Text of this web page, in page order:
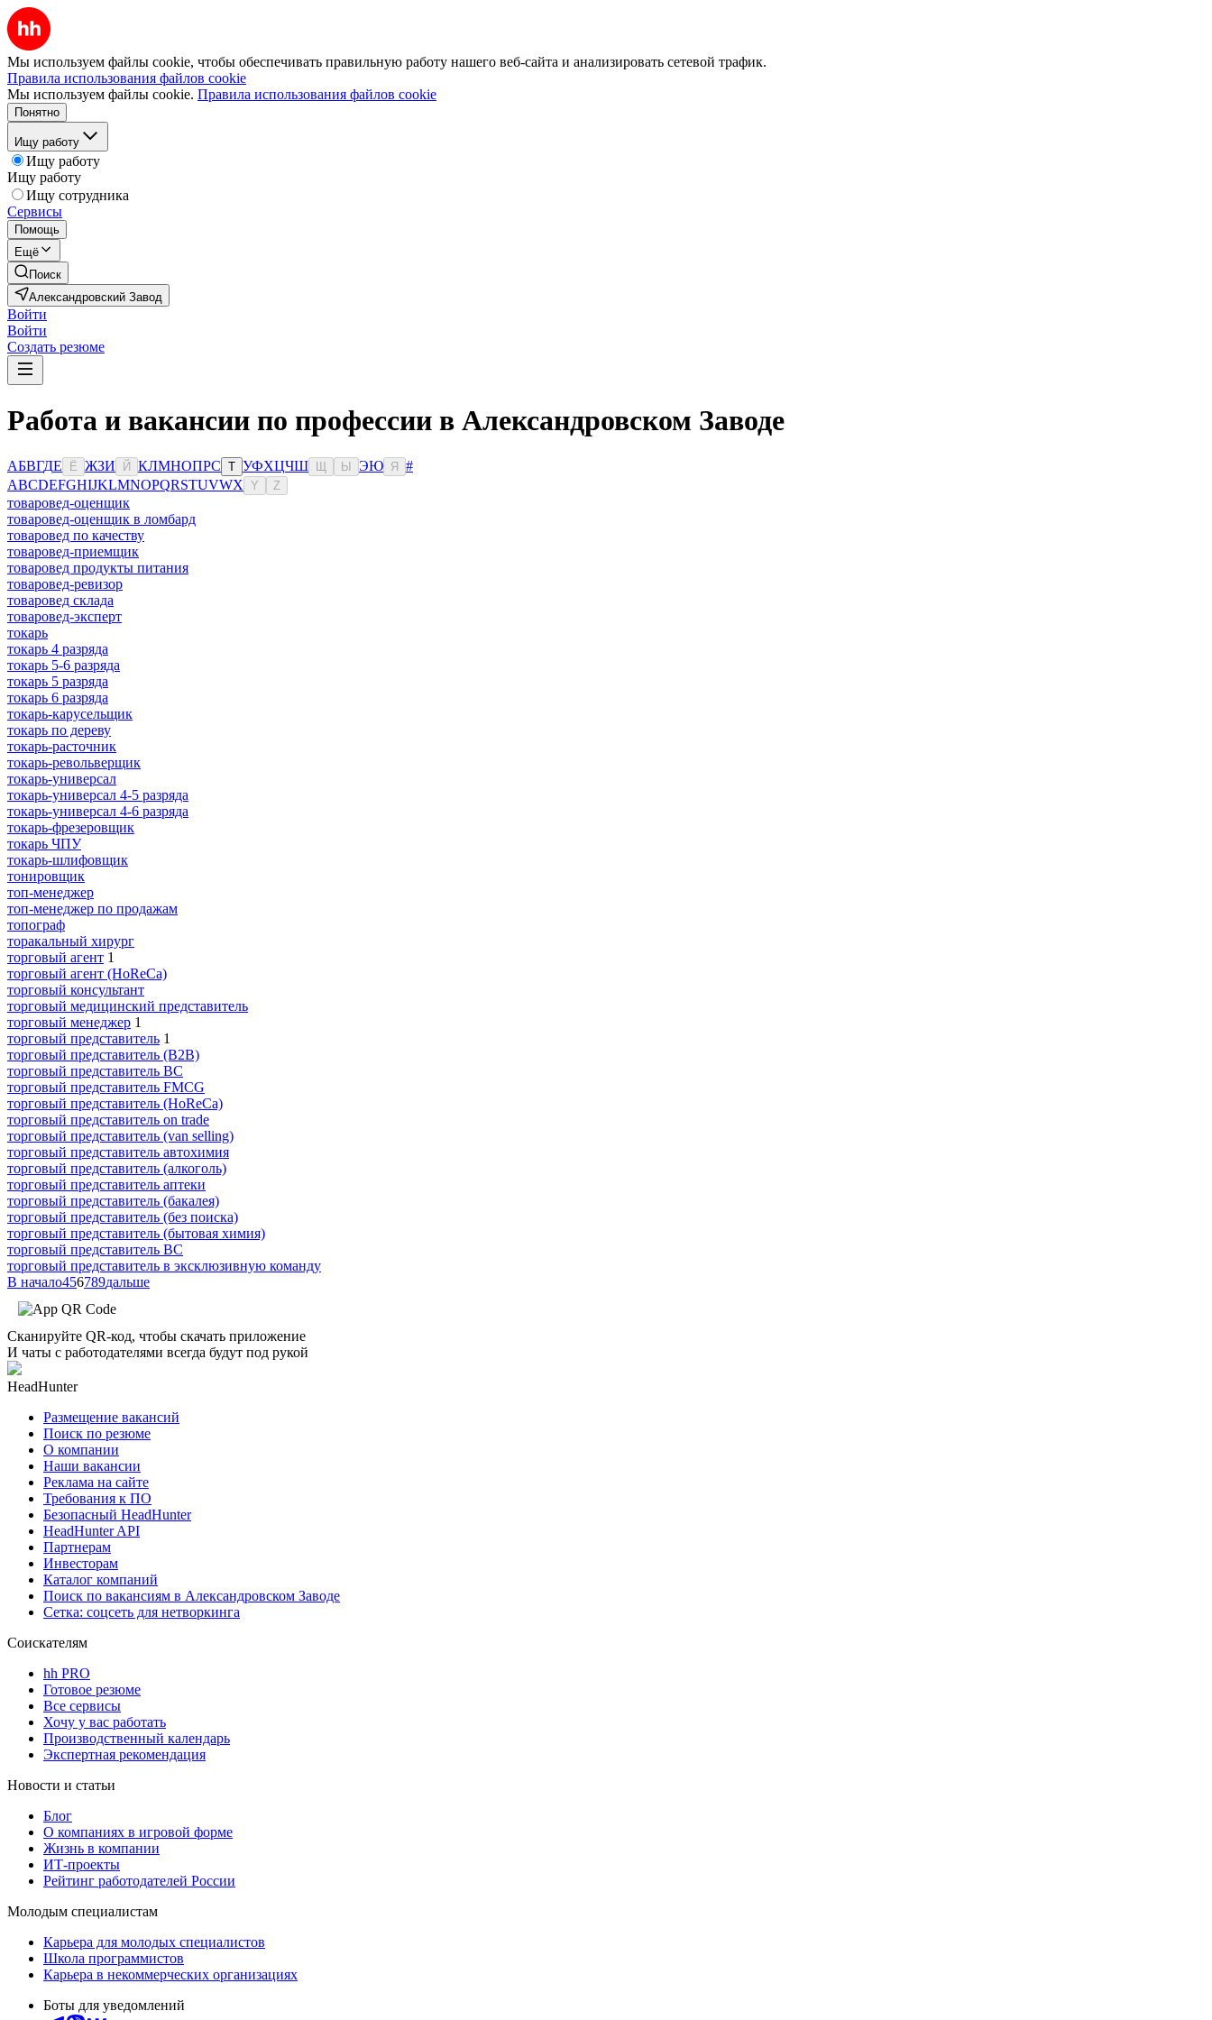
Мы используем файлы cookie, чтобы обеспечивать правильную работу нашего веб-сайта и анализировать сетевой трафик.
Правила использования файлов cookie
Мы используем файлы cookie. Правила использования файлов cookie
Понятно
Ищу работу
Ищу работу
Ищу работу
Ищу сотрудника
Сервисы
Помощь
Ещё
Поиск
Александровский Завод
Войти
Войти
Создать резюме
Работа и вакансии по профессии в Александровском Заводе
АБВГДЕ Ё ЖЗИ Й КЛМНОПРС Т УФХЦЧШ Ы ЭЮ Я
#
ABCDEFGHIJKLMNOPQRSTUVWX Y Z
товаровед-оценщик
товаровед-оценщик в ломбард
товаровед по качеству
товаровед-приемщик
товаровед продукты питания
товаровед-ревизор
товаровед склада
товаровед-эксперт
токарь
токарь 4 разряда
токарь 5-6 разряда
токарь 5 разряда
токарь 6 разряда
токарь-карусельщик
токарь по дереву
токарь-расточник
токарь-револьверщик
токарь-универсал
токарь-универсал 4-5 разряда
токарь-универсал 4-6 разряда
токарь-фрезеровщик
токарь ЧПУ
токарь-шлифовщик
тонировщик
топ-менеджер
топ-менеджер по продажам
топограф
торакальный хирург
торговый агент 1
торговый агент (HoReCa)
торговый консультант
торговый медицинский представитель
торговый менеджер 1
торговый представитель 1
торговый представитель (B2B)
торговый представитель BC
торговый представитель FMCG
торговый представитель (HoReCa)
торговый представитель on trade
торговый представитель (van selling)
торговый представитель автохимия
торговый представитель (алкоголь)
торговый представитель аптеки
торговый представитель (бакалея)
торговый представитель (без поиска)
торговый представитель (бытовая химия)
торговый представитель ВС
торговый представитель в эксклюзивную команду
В начало456789дальше
Сканируйте QR-код, чтобы скачать приложение
И чаты с работодателями всегда будут под рукой
HeadHunter
Размещение вакансий
Поиск по резюме
О компании
Наши вакансии
Реклама на сайте
Требования к ПО
Безопасный HeadHunter
HeadHunter API
Партнерам
Инвесторам
Каталог компаний
Поиск по вакансиям в Александровском Заводе
Сетка: соцсеть для нетворкинга
Соискателям
hh PRO
Готовое резюме
Все сервисы
Хочу у вас работать
Производственный календарь
Экспертная рекомендация
Новости и статьи
Блог
О компаниях в игровой форме
Жизнь в компании
ИТ-проекты
Рейтинг работодателей России
Молодым специалистам
Карьера для молодых специалистов
Школа программистов
Карьера в некоммерческих организациях
Боты для уведомлений